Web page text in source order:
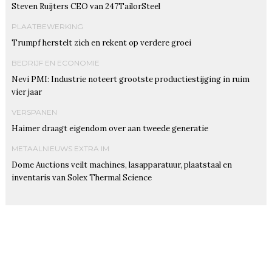
Steven Ruijters CEO van 247TailorSteel
PLAATBEWERKING
Trumpf herstelt zich en rekent op verdere groei
BEDRIJF EN ECONOMIE
Nevi PMI: Industrie noteert grootste productiestijging in ruim
vier jaar
VERSPANEN
Haimer draagt eigendom over aan tweede generatie
METAALNIEUWS EXTRA IM
Dome Auctions veilt machines, lasapparatuur, plaatstaal en
inventaris van Solex Thermal Science